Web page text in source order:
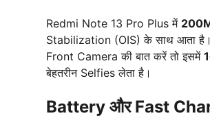
Redmi Note 13 Pro Plus में
Stabilization (OIS) के साथ आता
Front Camera की बात करें तो इसमें
बेहतरीन Selfies लेता है।
Battery और Fast